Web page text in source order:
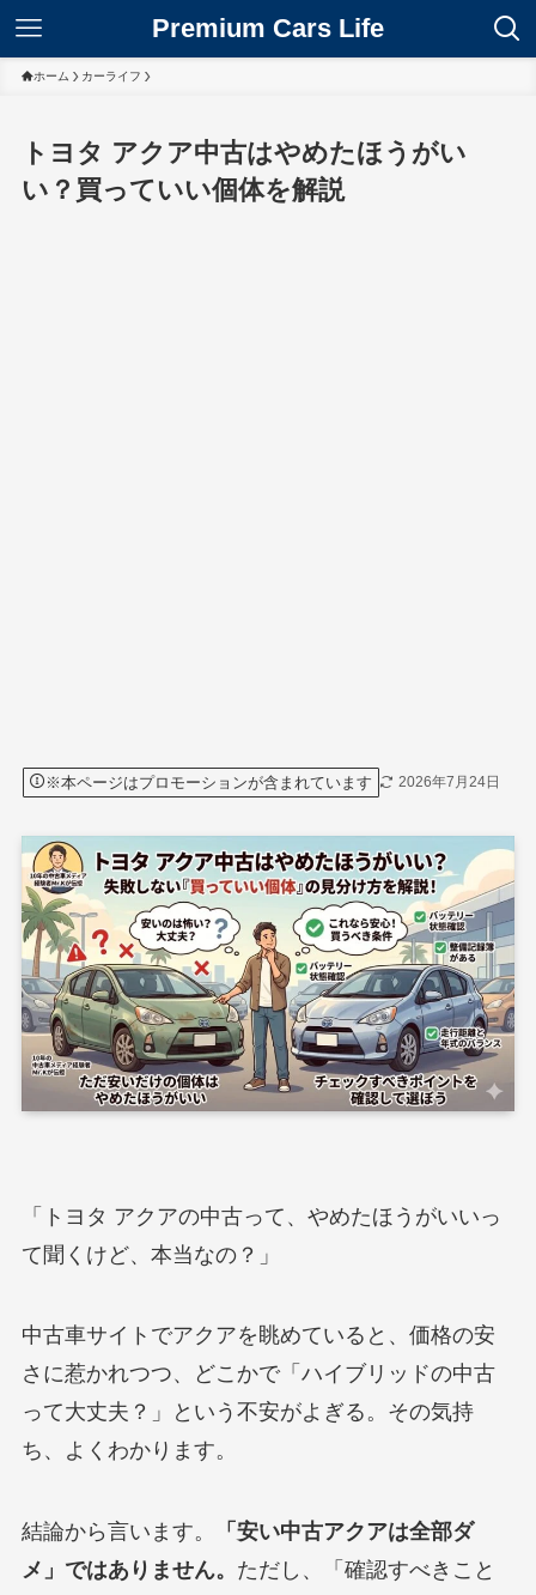
Premium Cars Life
ホーム カーライフ
トヨタ アクア中古はやめたほうがい
い？買っていい個体を解説
※本ページはプロモーションが含まれています 2026年7月24日
「トヨタ アクアの中古って、やめたほうがいいっ
て聞くけど、本当なの？」
中古車サイトでアクアを眺めていると、価格の安
さに惹かれつつ、どこかで「ハイブリッドの中古
って大丈夫？」という不安がよぎる。その気持
ち、よくわかります。
結論から言います。
「安い中古アクアは全部ダ
メ」ではありません。 ただし、「確認すべきこと